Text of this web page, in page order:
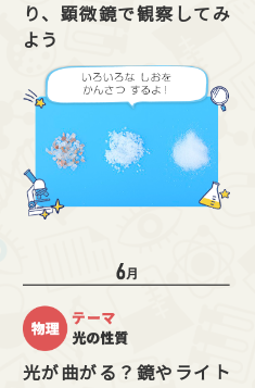
り、顕微鏡で観察してみ
よう
光が曲がる？鏡やライト